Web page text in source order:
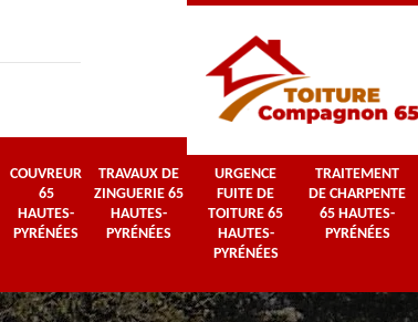
COUVREUR
65
HAUTES-
PYRÉNÉES
TRAVAUX DE
ZINGUERIE 65
HAUTES-
PYRÉNÉES
URGENCE
FUITE DE
TOITURE 65
HAUTES-
PYRÉNÉES
TRAITEMENT
DE CHARPENTE
65 HAUTES-
PYRÉNÉES